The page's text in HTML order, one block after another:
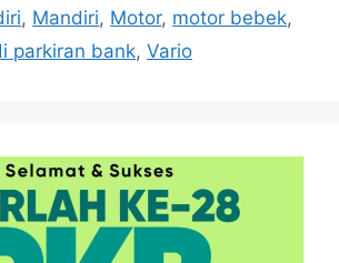
, Mandiri, Motor, motor bebek,
parkiran bank, Vario